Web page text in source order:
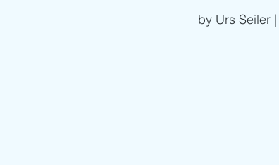
by Urs Seiler